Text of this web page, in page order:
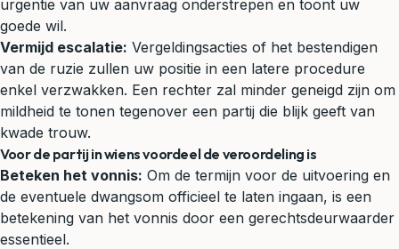
urgentie van uw aanvraag onderstrepen en toont uw
goede wil.
Vermijd escalatie: Vergeldingsacties of het bestendigen
van de ruzie zullen uw positie in een latere procedure
enkel verzwakken. Een rechter zal minder geneigd zijn om
mildheid te tonen tegenover een partij die blijk geeft van
kwade trouw.
Voor de partij in wiens voordeel de veroordeling is
Beteken het vonnis: Om de termijn voor de uitvoering en
de eventuele dwangsom officieel te laten ingaan, is een
betekening van het vonnis door een gerechtsdeurwaarder
essentieel.